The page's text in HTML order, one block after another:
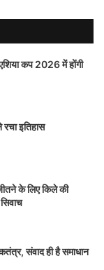
कप 2026 में होंगी
इतिहास
के लिए किले की
संवाद ही है समाधान